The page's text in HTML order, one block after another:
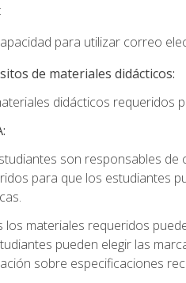
para utilizar correo
de materiales didácticos:
didácticos requeridos
son responsables
para que los estudiantes
los materiales requeridos
pueden elegir las
sobre especificaciones